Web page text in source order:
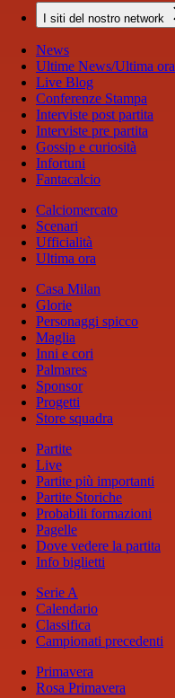
I siti del nostro network
News
Ultime News/Ultima ora
Live Blog
Conferenze Stampa
Interviste post partita
Interviste pre partita
Gossip e curiosità
Infortuni
Fantacalcio
Calciomercato
Scenari
Ufficialità
Ultima ora
Casa Milan
Glorie
Personaggi spicco
Maglia
Inni e cori
Palmares
Sponsor
Progetti
Store squadra
Partite
Live
Partite più importanti
Partite Storiche
Probabili formazioni
Pagelle
Dove vedere la partita
Info biglietti
Serie A
Calendario
Classifica
Campionati precedenti
Primavera
Rosa Primavera